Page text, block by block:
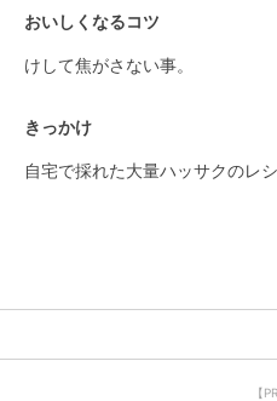
おいしくなるコツ
けして焦がさない事。
きっかけ
自宅で採れた大量ハッサクのレ
【